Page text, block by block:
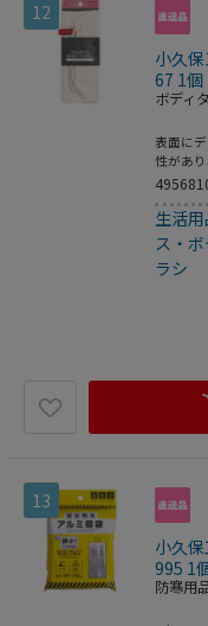
12
小久
67 1個
ボディ
表面に
性があ
らいの
で体を
端にひ
けて保
生活
ス・
ラシ
13
小久
995 1
防寒用